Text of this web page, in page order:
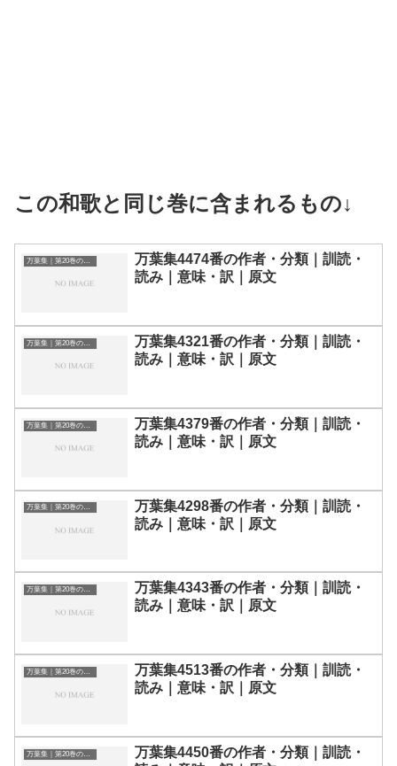
この和歌と同じ巻に含まれるもの↓
万葉集｜第20巻の和歌一覧
万葉集4474番の作者・分類｜訓読・
読み｜意味・訳｜原文
万葉集｜第20巻の和歌一覧
万葉集4321番の作者・分類｜訓読・
読み｜意味・訳｜原文
万葉集｜第20巻の和歌一覧
万葉集4379番の作者・分類｜訓読・
読み｜意味・訳｜原文
万葉集｜第20巻の和歌一覧
万葉集4298番の作者・分類｜訓読・
読み｜意味・訳｜原文
万葉集｜第20巻の和歌一覧
万葉集4343番の作者・分類｜訓読・
読み｜意味・訳｜原文
万葉集｜第20巻の和歌一覧
万葉集4513番の作者・分類｜訓読・
読み｜意味・訳｜原文
万葉集｜第20巻の和歌一覧
万葉集4450番の作者・分類｜訓読・